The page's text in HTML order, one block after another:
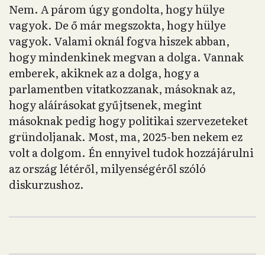
Nem. A párom úgy gondolta, hogy hülye
vagyok. De ő már megszokta, hogy hülye
vagyok. Valami oknál fogva hiszek abban,
hogy mindenkinek megvan a dolga. Vannak
emberek, akiknek az a dolga, hogy a
parlamentben vitatkozzanak, másoknak az,
hogy aláírásokat gyűjtsenek, megint
másoknak pedig hogy politikai szervezeteket
gründoljanak. Most, ma, 2025-ben nekem ez
volt a dolgom. Én ennyivel tudok hozzájárulni
az ország létéről, milyenségéről szóló
diskurzushoz.